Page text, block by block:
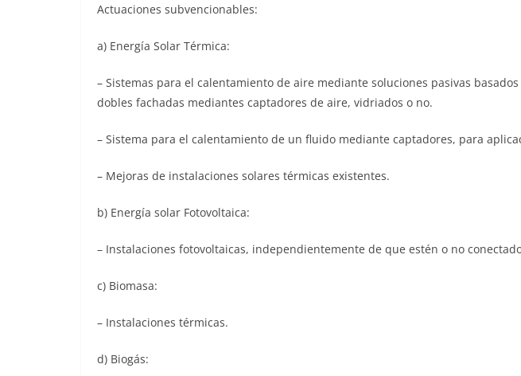
Actuaciones subvencionables:
a) Energía Solar Térmica:
– Sistemas para el calentamiento de aire mediante soluciones pasivas
dobles fachadas mediantes captadores de aire, vidriados o no.
– Sistema para el calentamiento de un fluido mediante captadores, para
– Mejoras de instalaciones solares térmicas existentes.
b) Energía solar Fotovoltaica:
– Instalaciones fotovoltaicas, independientemente de que estén o no
c) Biomasa:
– Instalaciones térmicas.
d) Biogás: